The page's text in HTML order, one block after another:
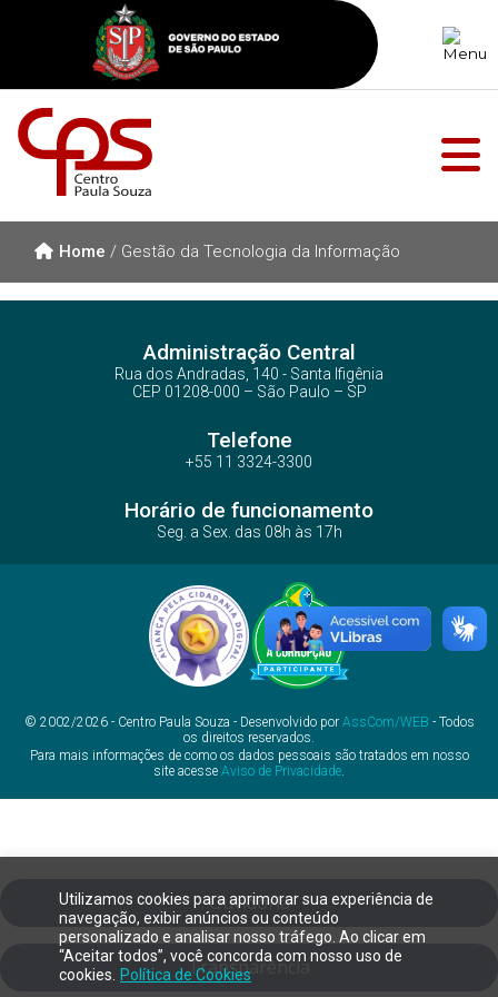
Utilizamos cookies para aprimorar sua experiência de
navegação, exibir anúncios ou conteúdo
personalizado e analisar nosso tráfego. Ao clicar em
“Aceitar todos”, você concorda com nosso uso de
cookies.
Política de Cookies
Home / Gestão da Tecnologia da Informação
Administração Central
Rua dos Andradas, 140 - Santa Ifigênia
CEP 01208-000 – São Paulo – SP
Telefone
+55 11 3324-3300
Horário de funcionamento
Seg. a Sex. das 08h às 17h
© 2002/2026 - Centro Paula Souza - Desenvolvido por AssCom/WEB - Todos
os direitos reservados.
Para mais informações de como os dados pessoais são tratados em nosso
site acesse Aviso de Privacidade.
Ouvidoria
Transparência